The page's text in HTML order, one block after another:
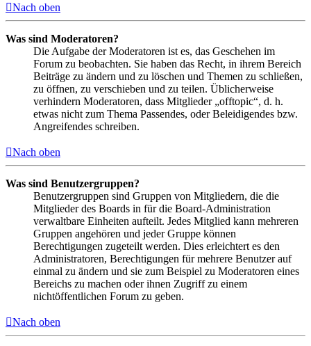
Nach oben
Was sind Moderatoren?
Die Aufgabe der Moderatoren ist es, das Geschehen im
Forum zu beobachten. Sie haben das Recht, in ihrem Bereich
Beiträge zu ändern und zu löschen und Themen zu schließen,
zu öffnen, zu verschieben und zu teilen. Üblicherweise
verhindern Moderatoren, dass Mitglieder „offtopic“, d. h.
etwas nicht zum Thema Passendes, oder Beleidigendes bzw.
Angreifendes schreiben.
Nach oben
Was sind Benutzergruppen?
Benutzergruppen sind Gruppen von Mitgliedern, die die
Mitglieder des Boards in für die Board-Administration
verwaltbare Einheiten aufteilt. Jedes Mitglied kann mehreren
Gruppen angehören und jeder Gruppe können
Berechtigungen zugeteilt werden. Dies erleichtert es den
Administratoren, Berechtigungen für mehrere Benutzer auf
einmal zu ändern und sie zum Beispiel zu Moderatoren eines
Bereichs zu machen oder ihnen Zugriff zu einem
nichtöffentlichen Forum zu geben.
Nach oben